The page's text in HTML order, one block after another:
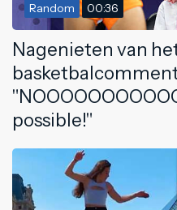
Random 00:36
Nagenieten van
possible!"